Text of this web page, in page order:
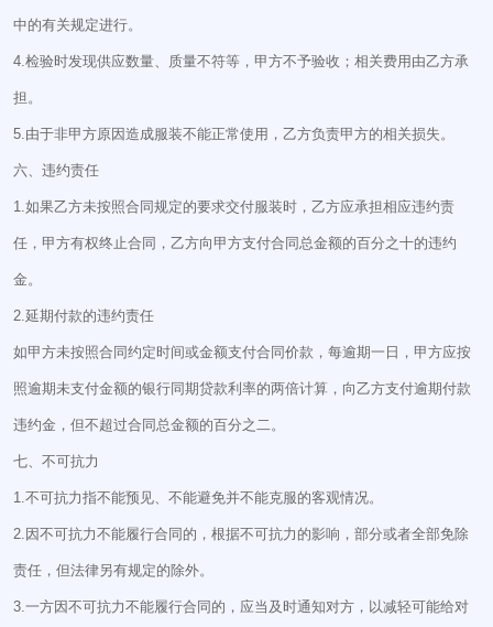
中的有关规定进行。
4.检验时发现供应数量、质量不符等，甲方不予验收；相关费用由乙方承
担。
5.由于非甲方原因造成服装不能正常使用，乙方负责甲方的相关损失。
六、违约责任
1.如果乙方未按照合同规定的要求交付服装时，乙方应承担相应违约责
任，甲方有权终止合同，乙方向甲方支付合同总金额的百分之十的违约
金。
2.延期付款的违约责任
如甲方未按照合同约定时间或金额支付合同价款，每逾期一日，甲方应按
照逾期未支付金额的银行同期贷款利率的两倍计算，向乙方支付逾期付款
违约金，但不超过合同总金额的百分之二。
七、不可抗力
1.不可抗力指不能预见、不能避免并不能克服的客观情况。
2.因不可抗力不能履行合同的，根据不可抗力的影响，部分或者全部免除
责任，但法律另有规定的除外。
3.一方因不可抗力不能履行合同的，应当及时通知对方，以减轻可能给对